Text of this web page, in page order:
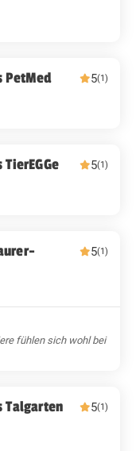
PetMed 5(1)
5(1)
5(1)
fühlen sich wohl bei
Talgarten 5(1)